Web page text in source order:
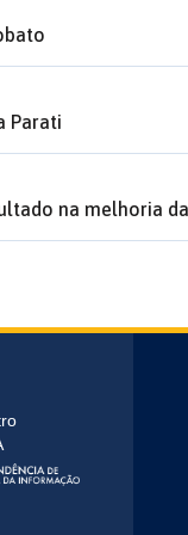
Parati
na melhoria